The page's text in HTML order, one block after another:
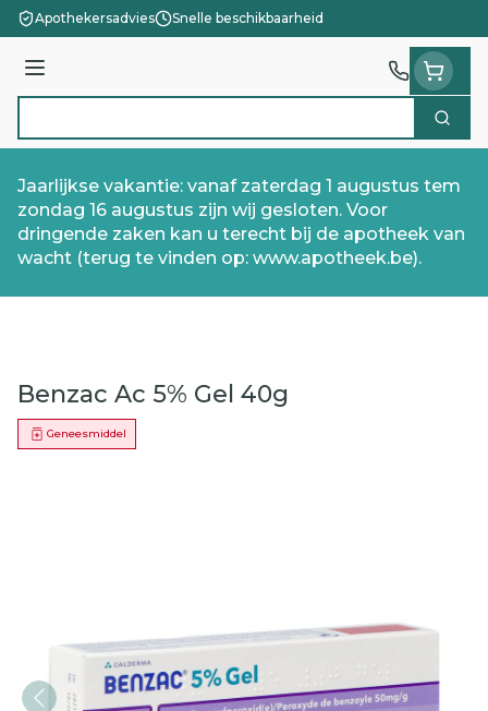
Ga naar de inhoud
Apothekersadvies Snelle beschikbaarheid
Menu
Zoek
Jaarlijkse vakantie: vanaf zaterdag 1 augustus tem
zondag 16 augustus zijn wij gesloten. Voor
dringende zaken kan u terecht bij de apotheek van
wacht (terug te vinden op: www.apotheek.be).
Benzac Ac 5% Gel 40g
Geneesmiddel